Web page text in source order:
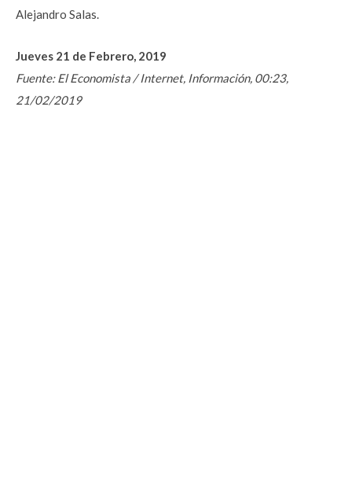
Alejandro Salas.
Jueves 21 de Febrero, 2019
Fuente: El Economista / Internet, Información, 00:23,
21/02/2019